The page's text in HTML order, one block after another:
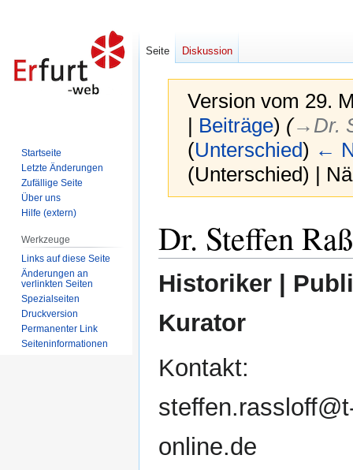
Version vom 29.
| Beiträge) (→‎Dr.
(Unterschied) ←
(Unterschied) |
Navigation
springen
Suche
springen
Dr. Steffen
Historiker |
Kurator
Kontakt:
online.de
Seite Diskussion
Startseite
Letzte Änderungen
Zufällige Seite
Über uns
Hilfe (extern)
Werkzeuge
Links auf diese Seite
Änderungen an
verlinkten Seiten
Spezialseiten
Druckversion
Permanenter Link
Seiten­informationen